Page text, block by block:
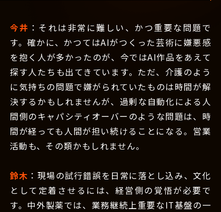
今井 ：それは非常に難しい、かつ重要な問題で
す。確かに、かつてはAIがつくった芸術に嫌悪感
を抱く人が多かったのが、今ではAI作品をあえて
探す人たちも出てきています。ただ、介護のよう
に気持ちの問題で嫌がられていたものは時間が解
決するかもしれませんが、過剰な自動化による人
間側のキャパシティオーバーのような問題は、時
間が経っても人間が担い続けることになる。営業
活動も、その類かもしれません。
鈴木 ：現場の試行錯誤を日常に落とし込み、文化
として定着させるには、経営側の覚悟が必要で
す。中外製薬では、業務継続上重要なIT基盤の一